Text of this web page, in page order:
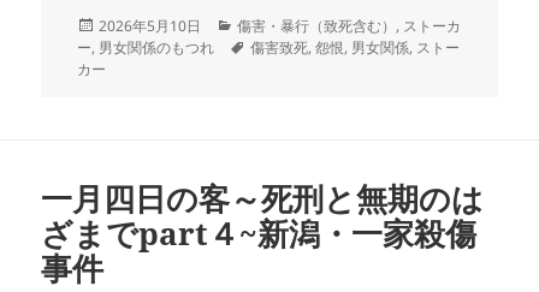
投
稿
日:
2026年5月10日
カ
テ
傷害・暴行（致死含む） , ストーカ
ー, 男女関係のもつれ
タ
傷害致死, 怨恨, 男女関係, ストー
カー
一月四日の客～死刑と無期のは
ざまでpart４~新潟・一家殺傷
事件